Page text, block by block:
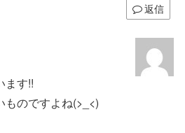
返信
ます!!
のですよね(>_<)